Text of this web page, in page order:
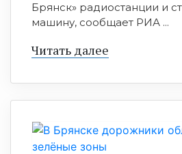
Брянск» радиостанции и
машину, сообщает РИА ...
Читать далее